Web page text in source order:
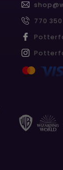
shop@
770